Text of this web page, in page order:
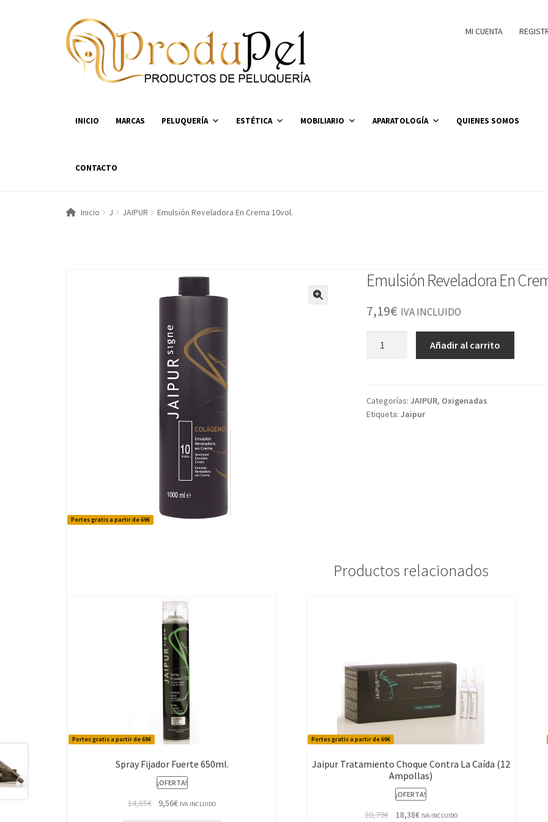
Ir
a
la
navegación
Ir
al
contenido
MI CUENTA
INICIO MARCAS PELUQUERÍA ESTÉTICA MOBILIARIO APARATOLOGÍA QUIENES SOMOS
CONTACTO
Inicio J JAIPUR Emulsión Reveladora En Crema 10vol.
Portes gratis a partir de 69€
Emulsión Reveladora En
7,19€ IVA INCLUIDO
10vol.
cantidad
Añadir al carrito
Categorías: JAIPUR, Oxigenadas
Etiqueta: Jaipur
Productos relacionados
Portes gratis a partir de 69€
Spray Fijador Fuerte 650ml.
¡OFERTA!
14,85€ 9,56€ElIVA INCLUIDO
Portes gratis a partir de 69€
Jaipur Tratamiento Choque Contra La Caída (12
Ampollas)
¡OFERTA!
20,79€ 18,38€ElIVA INCLUIDO